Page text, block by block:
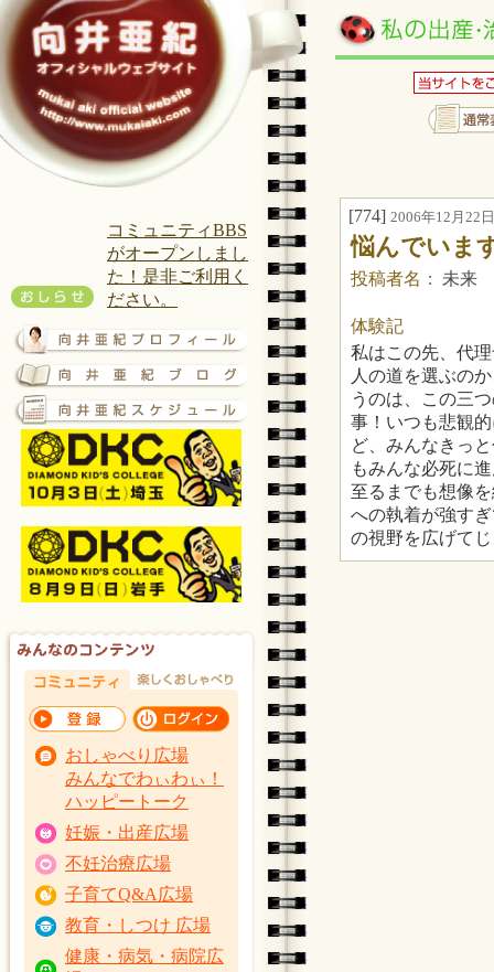
コミュニティBBS
がオープンしまし
た！是非ご利用く
ださい。
おしゃべり広場
みんなでわぃわぃ！
ハッピートーク
妊娠・出産広場
不妊治療広場
子育てQ&A広場
教育・しつけ 広場
健康・病気・病院広
[774] 2006年12月22
悩んでいま
投稿者名： 未来
体験記
私はこの先、代
人の道を選ぶの
うのは、この三
事！いつも悲観
ど、みんなきっ
もみんな必死に
至るまでも想像
への執着が強す
の視野を広げて